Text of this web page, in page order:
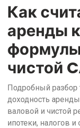
Как
аренды
чистой
Подробный разбор
доходность
валовой и чистой
ипотеки, налогов